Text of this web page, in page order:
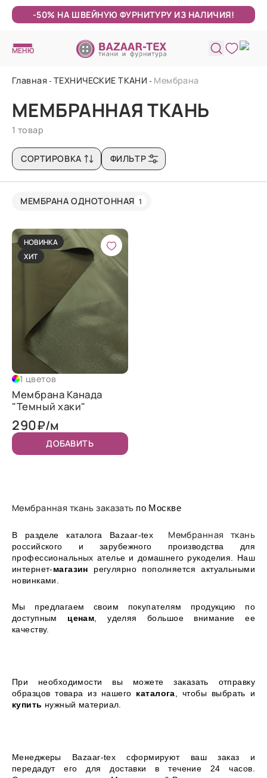
-50% НА ШВЕЙНУЮ ФУРНИТУРУ ИЗ НАЛИЧИЯ!
МЕНЮ
Главная ТЕХНИЧЕСКИЕ ТКАНИ Мембрана
МЕМБРАННАЯ ТКАНЬ
1 товар
СОРТИРОВКА ФИЛЬТР
МЕМБРАНА ОДНОТОННАЯ 1
НОВИНКА
ХИТ
1 цветов
Мембрана Канада
"Темный хаки"
290₽/м
ДОБАВИТЬ
Мембранная ткань заказать по Москве
В разделе каталога Bazaar-tex Мембранная ткань
российского и зарубежного производства для
профессиональных ателье и домашнего рукоделия. Наш
интернет-магазин регулярно пополняется актуальными
новинками.
Мы предлагаем своим покупателям продукцию по
доступным ценам , уделяя большое внимание ее
качеству.
При необходимости вы можете заказать отправку
образцов товара из нашего каталога , чтобы выбрать и
купить нужный материал.
Менеджеры Bazaar-tex сформируют ваш заказ и
передадут его для доставки в течение 24 часов.